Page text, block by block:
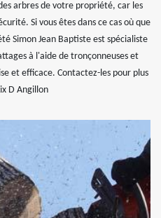
arbres de votre propriété, car les
Si vous êtes dans ce cas où que
Simon Jean Baptiste est spécialiste
à l'aide de tronçonneuses et
et efficace. Contactez-les pour plus
D Angillon